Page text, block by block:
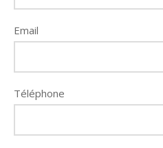
Email
Téléphone